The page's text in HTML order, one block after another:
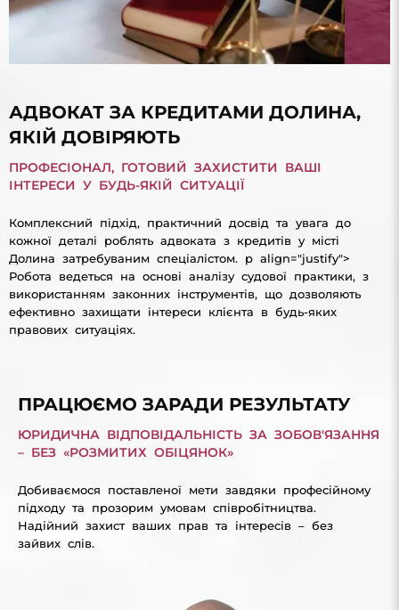
АДВОКАТ ЗА КРЕДИТАМИ ДОЛИНА,
ЯКІЙ ДОВІРЯЮТЬ
ПРОФЕСІОНАЛ, ГОТОВИЙ ЗАХИСТИТИ ВАШІ
ІНТЕРЕСИ У БУДЬ-ЯКІЙ СИТУАЦІЇ
Комплексний підхід, практичний досвід та увага до
кожної деталі роблять адвоката з кредитів у місті
Долина затребуваним спеціалістом. p align="justify">
Робота ведеться на основі аналізу судової практики, з
використанням законних інструментів, що дозволяють
ефективно захищати інтереси клієнта в будь-яких
правових ситуаціях.
ПРАЦЮЄМО ЗАРАДИ РЕЗУЛЬТАТУ
ЮРИДИЧНА ВІДПОВІДАЛЬНІСТЬ ЗА ЗОБОВ'ЯЗАННЯ
– БЕЗ «РОЗМИТИХ ОБІЦЯНОК»
Добиваємося поставленої мети завдяки професійному
підходу та прозорим умовам співробітництва.
Надійний захист ваших прав та інтересів – без
зайвих слів.